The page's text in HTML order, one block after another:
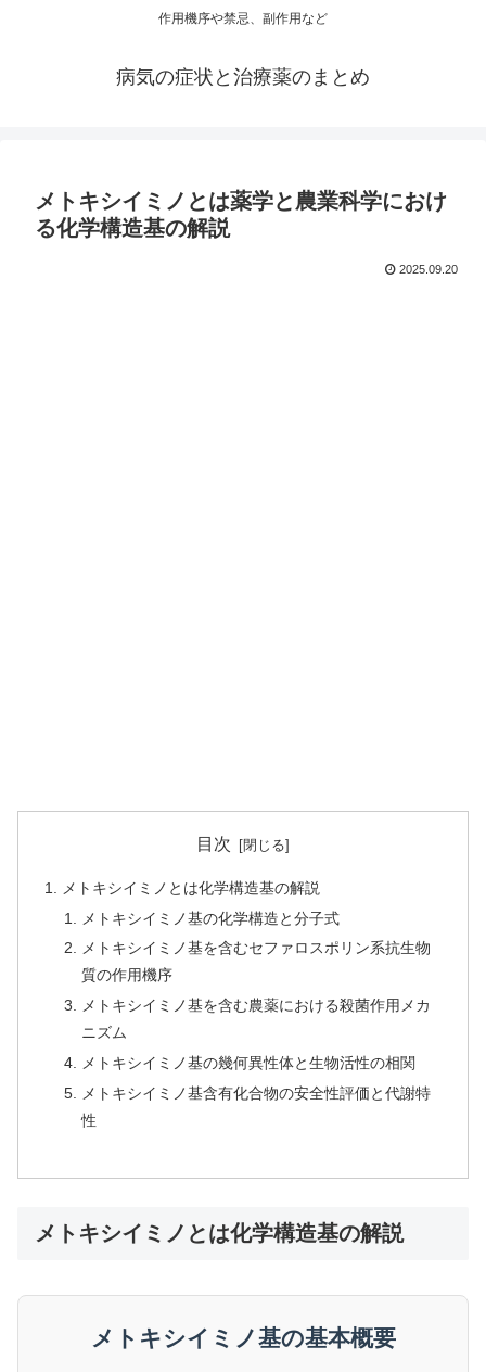
作用機序や禁忌、副作用など
病気の症状と治療薬のまとめ
メトキシイミノとは薬学と農業科学におけ
る化学構造基の解説
2025.09.20
目次
メトキシイミノとは化学構造基の解説
メトキシイミノ基の化学構造と分子式
メトキシイミノ基を含むセファロスポリン系抗生物
質の作用機序
メトキシイミノ基を含む農薬における殺菌作用メカ
ニズム
メトキシイミノ基の幾何異性体と生物活性の相関
メトキシイミノ基含有化合物の安全性評価と代謝特
性
メトキシイミノとは化学構造基の解説
メトキシイミノ基の基本概要